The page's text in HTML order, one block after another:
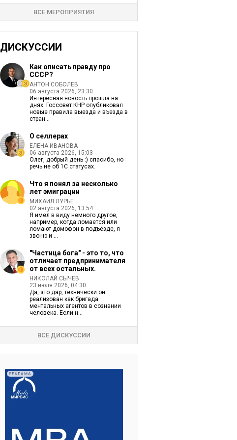
ВСЕ МЕРОПРИЯТИЯ
ДИСКУССИИ
Как описать правду про
СССР?
АНТОН СОБОЛЕВ
06 августа 2026, 23:30
Интересная новость прошла на
днях: Госсовет КНР опубликовал
новые правила выезда и въезда в
стран...
О селлерах
ЕЛЕНА ИВАНОВА
06 августа 2026, 15:03
Олег, добрый день :) спасибо, но
речь не об 1С статусах.
Что я понял за несколько
лет эмиграции
МИХАИЛ ЛУРЬЕ
02 августа 2026, 13:54
Я имел в виду немного другое,
например, когда ломается или
ломают домофон в подъезде, я
звоню и ...
"Частица бога" - это то, что
отличает предпринимателя
от всех остальных.
НИКОЛАЙ СЫЧЕВ
23 июля 2026, 04:30
Да, это дар, технически он
реализован как бригада
ментальных агентов в сознании
человека. Если н...
ВСЕ ДИСКУССИИ
РЕКЛАМА